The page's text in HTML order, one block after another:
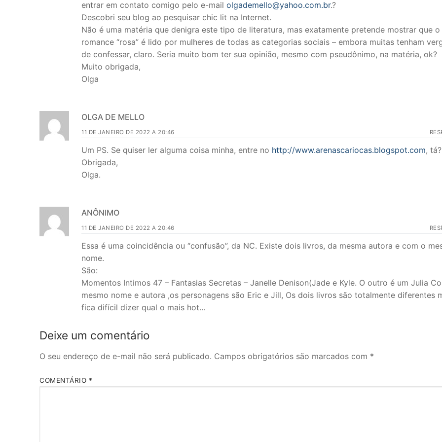
entrar em contato comigo pelo e-mail olgademello@yahoo.com.br.?
Descobri seu blog ao pesquisar chic lit na Internet.
Não é uma matéria que denigra este tipo de literatura, mas exatamente pretende mostrar que o
romance “rosa” é lido por mulheres de todas as categorias sociais – embora muitas tenham
de confessar, claro. Seria muito bom ter sua opinião, mesmo com pseudônimo, na matéria, ok?
Muito obrigada,
Olga
OLGA DE MELLO
11 DE JANEIRO DE 2022 A 20:46
Um PS. Se quiser ler alguma coisa minha, entre no http://www.arenascariocas.blogspot.com, tá?
Obrigada,
Olga.
ANÔNIMO
11 DE JANEIRO DE 2022 A 20:46
Essa é uma coincidência ou “confusão”, da NC. Existe dois livros, da mesma autora e com o
nome.
São:
Momentos Intimos 47 – Fantasias Secretas – Janelle Denison(Jade e Kyle. O outro é um Julia
mesmo nome e autora ,os personagens são Eric e Jill, Os dois livros são totalmente diferentes
fica difícil dizer qual o mais hot…
Deixe um comentário
O seu endereço de e-mail não será publicado. Campos obrigatórios são marcados com *
COMENTÁRIO *